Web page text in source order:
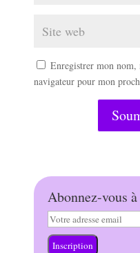
Abonnez-vous
Inscription
Enregistrer mon
navigateur pour mon